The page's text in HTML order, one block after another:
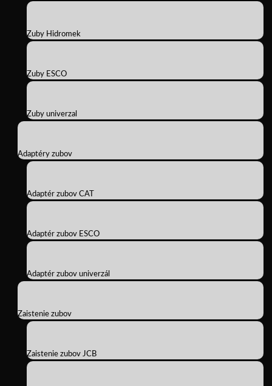
Zuby Hidromek
Zuby ESCO
Zuby univerzal
Adaptéry zubov
Adaptér zubov CAT
Adaptér zubov ESCO
Adaptér zubov univerzál
Zaistenie zubov
Zaistenie zubov JCB